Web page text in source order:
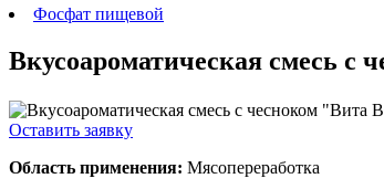
Фосфат пищевой
Вкусоароматическая смесь
Оставить заявку
Область применения: Мясопереработка